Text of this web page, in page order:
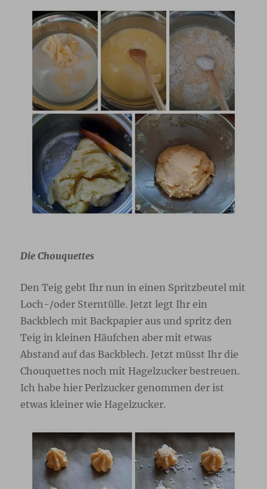
Die Chouquettes
Den Teig gebt Ihr nun in einen Spritzbeutel mit
Loch-/oder Sterntülle. Jetzt legt Ihr ein
Backblech mit Backpapier aus und spritz den
Teig in kleinen Häufchen aber mit etwas
Abstand auf das Backblech. Jetzt müsst Ihr die
Chouquettes noch mit Hagelzucker bestreuen.
Ich habe hier Perlzucker genommen der ist
etwas kleiner wie Hagelzucker.